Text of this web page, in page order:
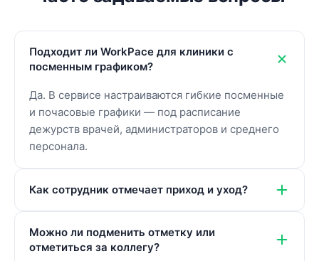
Подходит ли WorkPace для клиники с
посменным графиком?
Да. В сервисе настраиваются гибкие посменные
и почасовые графики — под расписание
дежурств врачей, администраторов и среднего
персонала.
Как сотрудник отмечает приход и уход?
Можно ли подменить отметку или
отметиться за коллегу?